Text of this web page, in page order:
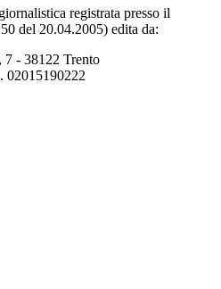
registrata presso il
del 20.04.2005) edita da:
7 - 38122 Trento
02015190222